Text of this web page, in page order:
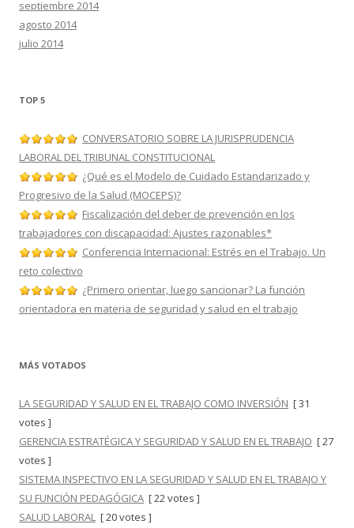
septiembre 2014
agosto 2014
julio 2014
TOP 5
CONVERSATORIO SOBRE LA JURISPRUDENCIA
LABORAL DEL TRIBUNAL CONSTITUCIONAL
¿Qué es el Modelo de Cuidado Estandarizado y
Progresivo de la Salud (MOCEPS)?
Fiscalización del deber de prevención en los
trabajadores con discapacidad: Ajustes razonables*
Conferencia Internacional: Estrés en el Trabajo. Un
reto colectivo
¿Primero orientar, luego sancionar? La función
orientadora en materia de seguridad y salud en el trabajo
MÁS VOTADOS
LA SEGURIDAD Y SALUD EN EL TRABAJO COMO INVERSIÓN [ 31
votes ]
GERENCIA ESTRATÉGICA Y SEGURIDAD Y SALUD EN EL TRABAJO [ 27
votes ]
SISTEMA INSPECTIVO EN LA SEGURIDAD Y SALUD EN EL TRABAJO Y
SU FUNCIÓN PEDAGÓGICA [ 22 votes ]
SALUD LABORAL [ 20 votes ]